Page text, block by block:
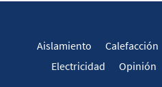
Aislamiento Calefacción
Electricidad
Opinión